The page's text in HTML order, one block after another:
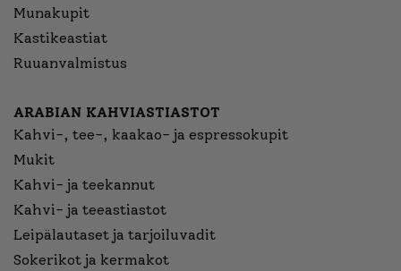
Munakupit
Kastikeastiat
Ruuanvalmistus
ARABIAN KAHVIASTIASTOT
Kahvi-, tee-, kaakao- ja espressokupit
Mukit
Kahvi- ja teekannut
Kahvi- ja teeastiastot
Leipälautaset ja tarjoiluvadit
Sokerikot ja kermakot